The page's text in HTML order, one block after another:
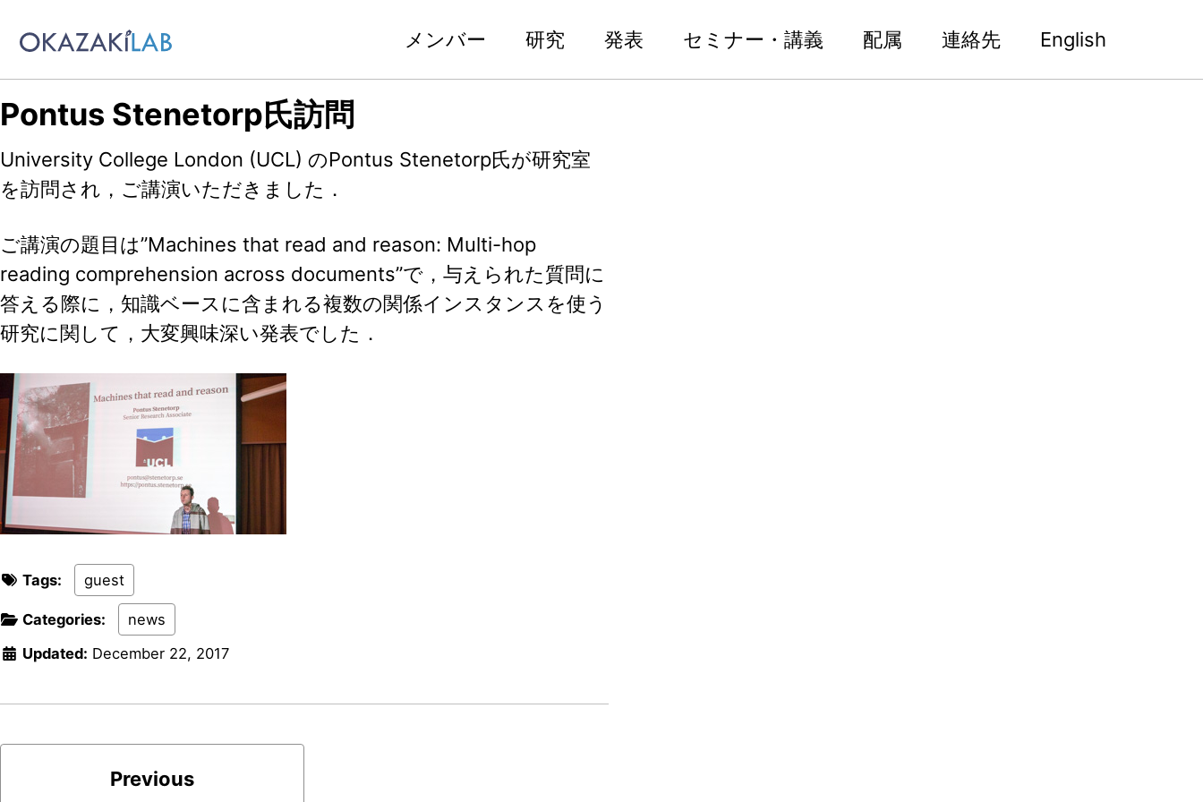
メンバー
研究 発表 セミナー・講義 配属 連絡先 English
Pontus Stenetorp氏訪問
University College London (UCL) のPontus Stenetorp氏が研究室
を訪問され，ご講演いただきました．
ご講演の題目は”Machines that read and reason: Multi-hop
reading comprehension across documents”で，与えられた質問に
答える際に，知識ベースに含まれる複数の関係インスタンスを使う
研究に関して，大変興味深い発表でした．
Tags: guest
Categories:
news
Updated: December 22, 2017
Previous